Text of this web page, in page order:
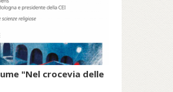
"Nel crocevia delle